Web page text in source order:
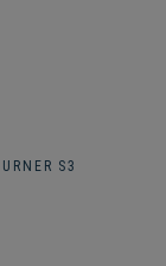
S3